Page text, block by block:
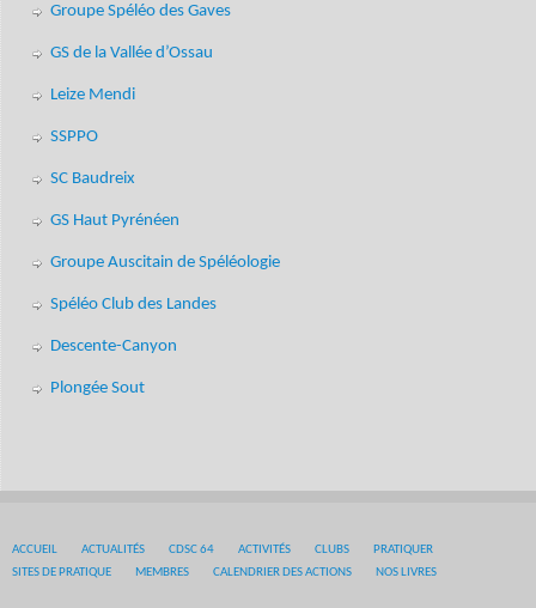
Groupe Spéléo des Gaves
GS de la Vallée d’Ossau
Leize Mendi
SSPPO
SC Baudreix
GS Haut Pyrénéen
Groupe Auscitain de Spéléologie
Spéléo Club des Landes
Descente-Canyon
Plongée Sout
ACCUEIL ACTUALITÉS CDSC 64 ACTIVITÉS CLUBS
PRATIQUER
SITES DE PRATIQUE
MEMBRES CALENDRIER DES ACTIONS NOS LIVRES